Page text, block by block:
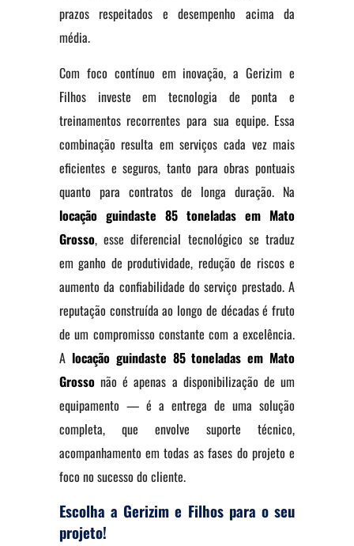
prazos respeitados e desempenho acima da
média.
Com foco contínuo em inovação, a Gerizim e
Filhos investe em tecnologia de ponta e
treinamentos recorrentes para sua equipe. Essa
combinação resulta em serviços cada vez mais
eficientes e seguros, tanto para obras pontuais
quanto para contratos de longa duração. Na
locação guindaste 85 toneladas em Mato
Grosso, esse diferencial tecnológico se traduz
em ganho de produtividade, redução de riscos e
aumento da confiabilidade do serviço prestado. A
reputação construída ao longo de décadas é fruto
de um compromisso constante com a excelência.
A locação guindaste 85 toneladas em Mato
Grossonão é apenas a disponibilização de um
equipamento — é a entrega de uma solução
completa, que envolve suporte técnico,
acompanhamento em todas as fases do projeto e
foco no sucesso do cliente.
Escolha a Gerizim e Filhos para o seu
projeto!